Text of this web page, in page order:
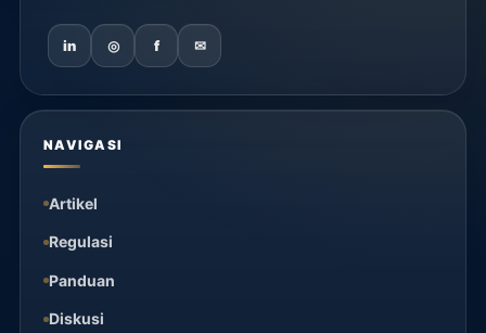
in ◎ f ✉
NAVIGASI
Artikel
Regulasi
Panduan
Diskusi